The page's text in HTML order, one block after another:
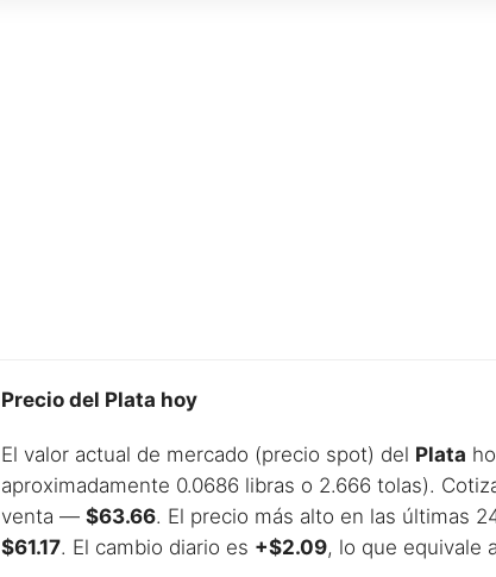
Precio del Plata hoy
El valor actual de mercado (precio spot) del Plata
aproximadamente 0.0686 libras o 2.666 tolas).
venta — $63.66. El precio más alto en las últimas
$61.17. El cambio diario es +$2.09, lo que equivale a